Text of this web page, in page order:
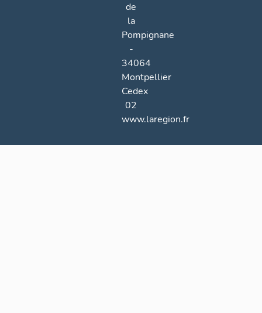
de
la
Pompignane
-
34064
Montpellier
Cedex
02
www.laregion.fr